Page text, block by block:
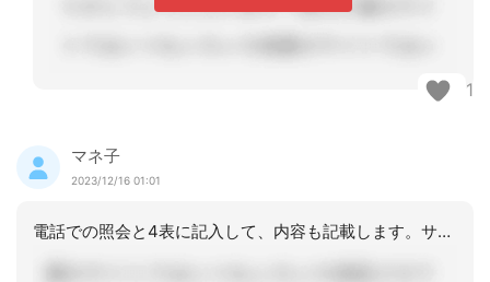
1
マネ子
2023/12/16 01:01
電話での照会と4表に記入して、内容も記載します。サービス担当者会議は欠席扱いです